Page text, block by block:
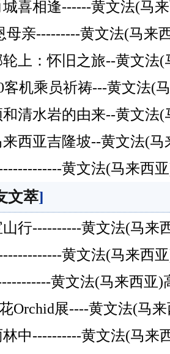
喜相逢------黄文法(马
母亲---------黄文法(马来
上：怀旧之旅--黄文法
客机乘员祈祷---黄文法(
清水岩的由来--黄文法
西亚吉隆坡--黄文法(
黄文法(马来西
文萃]
行----------黄文法(马来
黄文法(马来西
黄文法(马来西亚)
Orchid展----黄文法(马
中----------黄文法(马来